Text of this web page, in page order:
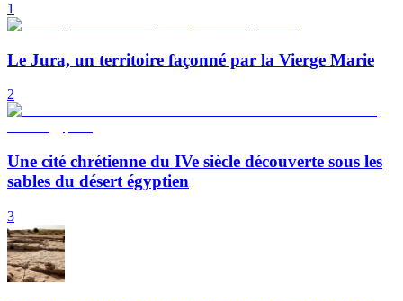
1
Le Jura, un territoire façonné par la Vierge Marie
2
Une cité chrétienne du IVe siècle découverte sous les
sables du désert égyptien
3